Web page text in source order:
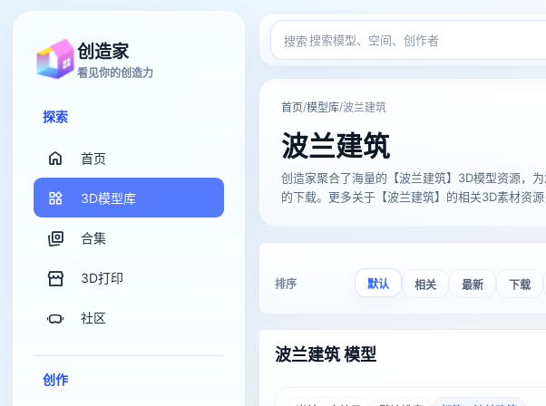
创造家
看见你的创造力
探索
首页
3D模型库
合集
3D打印
社区
创作
搜索
首页/模型库/波兰建筑
波兰建筑
创造家聚合了海量的【波兰建筑】3D模型资源
的下载。更多关于【波兰建筑】的相关3D素材资
排序 默认 相关 最新 下载
波兰建筑 模型